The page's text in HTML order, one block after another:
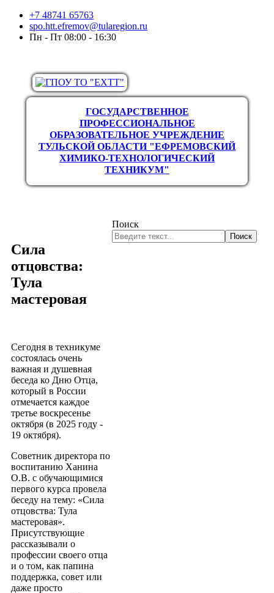
+7 48741 65763
spo.htt.efremov@tularegion.ru
Пн - Пт 08:00 - 16:30
ГОСУДАРСТВЕННОЕ
ПРОФЕССИОНАЛЬНОЕ
ОБРАЗОВАТЕЛЬНОЕ УЧРЕЖДЕНИЕ
ТУЛЬСКОЙ ОБЛАСТИ "ЕФРЕМОВСКИЙ
ХИМИКО-ТЕХНОЛОГИЧЕСКИЙ
ТЕХНИКУМ"
Поиск
Поиск
Сила
отцовства:
Тула
мастеровая
Сегодня в техникуме
состоялась очень
важная и душевная
беседа ко Дню Отца,
который в России
отмечается каждое
третье воскресенье
октября (в 2025 году -
19 октября).
Советник директора по
воспитанию Ханина
О.В. с обучающимися
первого курса провела
беседу на тему: «Сила
отцовства: Тула
мастеровая».
Присутствующие
рассказывали о
профессии своего отца
и о том, как папина
поддержка, совет или
даже просто